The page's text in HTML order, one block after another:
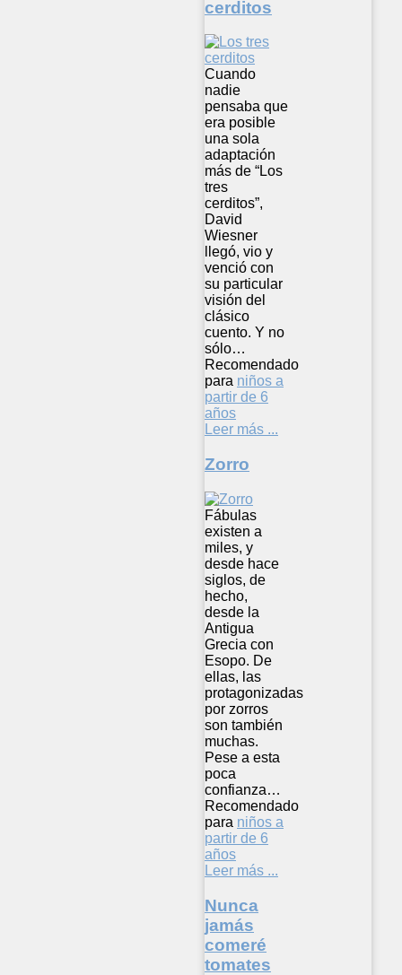
cerditos
Cuando
nadie
pensaba que
era posible
una sola
adaptación
más de “Los
tres
cerditos”,
David
Wiesner
llegó, vio y
venció con
su particular
visión del
clásico
cuento. Y no
sólo…
Recomendado
para niños a
partir de 6
años
Leer más ...
Zorro
Fábulas
existen a
miles, y
desde hace
siglos, de
hecho,
desde la
Antigua
Grecia con
Esopo. De
ellas, las
protagonizadas
por zorros
son también
muchas.
Pese a esta
poca
confianza…
Recomendado
para niños a
partir de 6
años
Leer más ...
Nunca
jamás
comeré
tomates